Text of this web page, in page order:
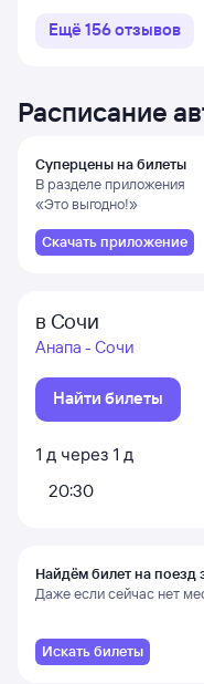
Расписание
Суперцены на билеты
В разделе приложения
«Это выгодно!»
Скачать приложение
в Сочи
Анапа - Сочи
Найти билеты
1 д через 1 д
20:30
Найдём билет на поезд
Даже если сейчас нет
Искать билеты
Ещё 156отзывов